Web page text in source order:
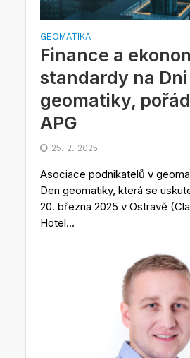
GEOMATIKA
Finance a
standardy na Dni
geomatiky,
APG
25. 2. 2025
Asociace podnikatelů v
Den geomatiky, která se
20. března 2025 v Ostravě
Hotel...